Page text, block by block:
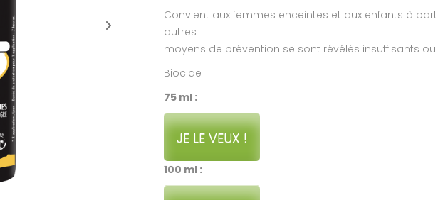
Convient aux femmes enceintes et aux enfants à
autres
moyens de prévention se sont révélés insuffisants
Biocide
75 ml :
JE LE VEUX !
100 ml :